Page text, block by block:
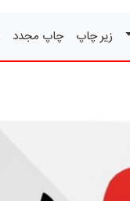
زیر چاپ چاپ مجدد